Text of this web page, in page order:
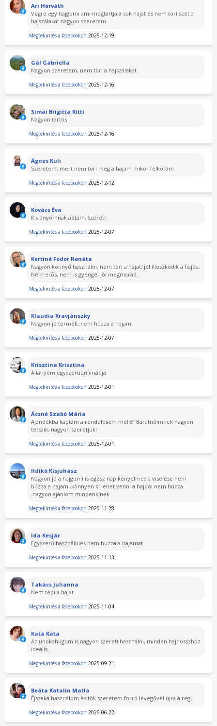
Ari Horváth
Végre egy hajgumi ami megtartja a sok hajat és nem töri szét a
hajszálakat nagyon szeretem
Megtekintés a facebookon 2025-12-19
Gál Gabriella
Nagyon szeretem, nem töri a hajszálakat.
Megtekintés a facebookon 2025-12-16
Simai Brigitta Kitti
Nagyon tartós
Megtekintés a facebookon 2025-12-16
Ágnes Kuli
Szeretem, mert nem töri meg a hajam mikor felkötöm
Megtekintés a facebookon 2025-12-12
Kovács Éva
Kislányomnak adtam, szereti.
Megtekintés a facebookon 2025-12-07
Kertiné Fodor Renáta
Nagyon könnyű használni, nem töri a hajat, jól illeszkedik a hajba.
Nem erős, nem is gyenge, jól megmarad.
Megtekintés a facebookon 2025-12-07
Klaudia Kravjánszky
Nagyon jó termék, nem húzza a hajam.
Megtekintés a facebookon 2025-12-07
Krisztina Krisztina
A lânyom egyszerüen imàdja
Megtekintés a facebookon 2025-12-01
Ácsné Szabó Mária
Ajándékba kaptam a rendelésem mellé! Barátnőimnek nagyon
tetszik, nagyon szeretjük!
Megtekintés a facebookon 2025-12-01
Ildikó Kisjuhász
Nagyon jó a hajgumi is egèsz nap kènyelmes a viselèse nem
húzza a hajam ,könnyen ki lehet venni a hajból nem húzza
.nagyon ajànlom mindenkinek .
Megtekintés a facebookon 2025-11-28
Ida Kesjár
Egyszerű használniés nem húzza a hajamat
Megtekintés a facebookon 2025-11-13
Takács Julianna
Nem tépi a hajat
Megtekintés a facebookon 2025-11-04
Kata Kata
Az unokahúgom is nagyon szereti használni, minden hajhosszhoz
ideális.
Megtekintés a facebookon 2025-09-21
Beáta Katalin Matla
Éjszaka használom és tök szeretem forró levegővel újra a régi
Megtekintés a facebookon 2025-06-22